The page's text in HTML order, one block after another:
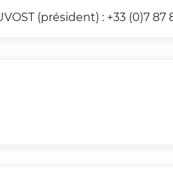
(président) : +33 (0)7 87